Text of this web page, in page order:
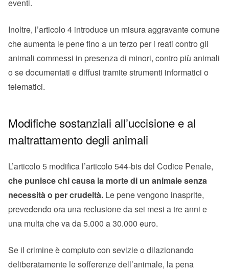
eventi.
Inoltre, l’articolo 4 introduce un misura aggravante comune
che aumenta le pene fino a un terzo per i reati contro gli
animali commessi in presenza di minori, contro più animali
o se documentati e diffusi tramite strumenti informatici o
telematici.
Modifiche sostanziali all’uccisione e al
maltrattamento degli animali
L’articolo 5 modifica l’articolo 544-bis del Codice Penale,
che punisce chi causa la morte di un animale senza
necessità o per crudeltà. Le pene vengono inasprite,
prevedendo ora una reclusione da sei mesi a tre anni e
una multa che va da 5.000 a 30.000 euro.
Se il crimine è compiuto con sevizie o dilazionando
deliberatamente le sofferenze dell’animale, la pena